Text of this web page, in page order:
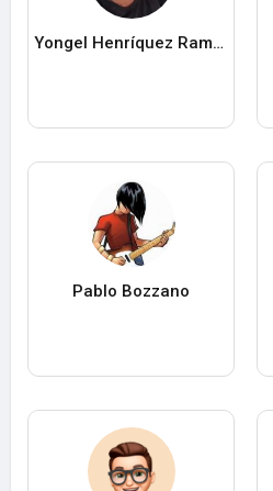
Yongel Henríquez Ramos
Pablo Bozzano